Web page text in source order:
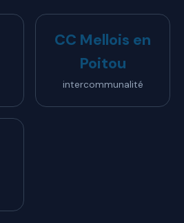
CC Mellois en
Poitou
intercommunalité